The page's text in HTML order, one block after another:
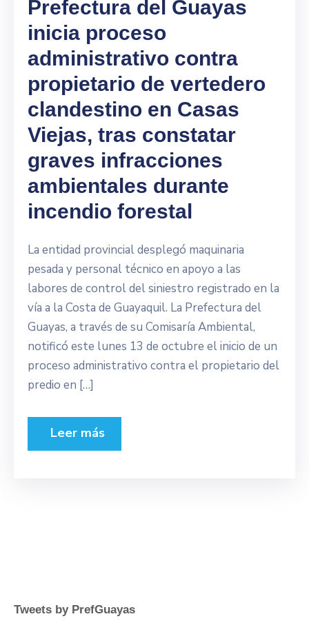
Prefectura del Guayas
inicia proceso
administrativo contra
propietario de vertedero
clandestino en Casas
Viejas, tras constatar
graves infracciones
ambientales durante
incendio forestal
La entidad provincial desplegó maquinaria
pesada y personal técnico en apoyo a las
labores de control del siniestro registrado en la
vía a la Costa de Guayaquil. La Prefectura del
Guayas, a través de su Comisaría Ambiental,
notificó este lunes 13 de octubre el inicio de un
proceso administrativo contra el propietario del
predio en […]
Leer más
Tweets by PrefGuayas